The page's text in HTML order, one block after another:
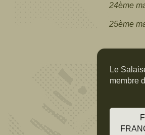
24ème
25ème
Le
membre